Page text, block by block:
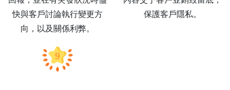
快與客戶討論執行變更方
向，以及關係利弊。
保護客戶隱私。